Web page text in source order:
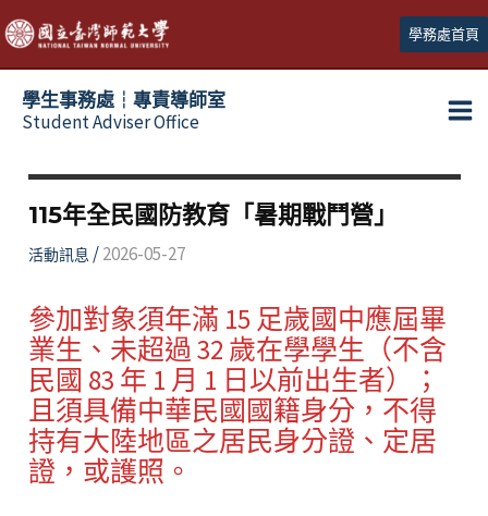
跳
至
主
學務處首頁
學生事務處┆專責導師室
Student Adviser Office
115年全民國防教育「暑期戰鬥營」
活動訊息 /2026-05-27
參加對象須年滿 15 足歲國中應屆畢
業生、未超過 32 歲在學學生（不含
民國 83 年 1 月 1 日以前出生者）；
且須具備中華民國國籍身分，不得
持有大陸地區之居民身分證、定居
證，或護照。